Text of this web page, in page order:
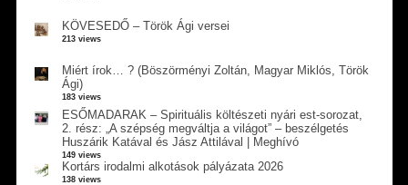
KÖVESEDŐ – Török Ági versei
213 views
Miért írok… ? (Böszörményi Zoltán, Magyar Miklós, Török
Ági)
183 views
ESŐMADARAK – Spirituális költészeti nyári est-sorozat,
2. rész: „A szépség megváltja a világot” – beszélgetés
Huszárik Katával és Jász Attilával | Meghívó
149 views
Kortárs irodalmi alkotások pályázata 2026
138 views